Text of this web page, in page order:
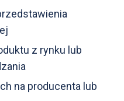
z rynku lub
na producenta lub